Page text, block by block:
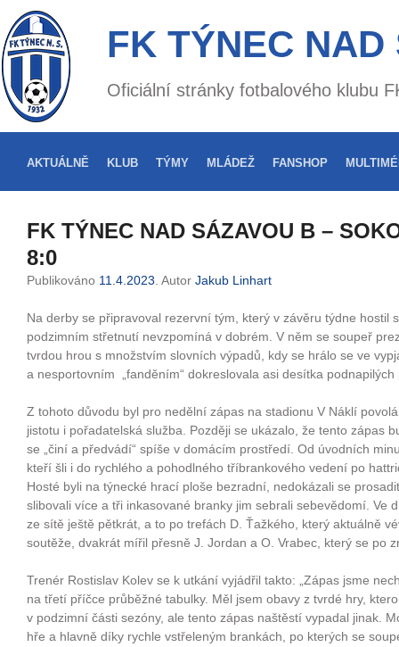
FK TÝNEC NAD
Oficiální stránky fotbalového klubu
AKTUÁLNĚ KLUB TÝMY MLÁDEŽ FANSHOP
FK TÝNEC NAD SÁZAVOU B –
8:0
Publikováno 11.4.2023 . Autor Jakub Linhart
Na derby se připravoval rezervní tým, který v závěru týdne hostil
podzimním střetnutí nevzpomíná v dobrém. V něm se soupeř
tvrdou hrou s množstvím slovních výpadů, kdy se hrálo se ve
a nesportovním „fanděním“ dokreslovala asi desítka
Z tohoto důvodu byl pro nedělní zápas na stadionu V Náklí
jistotu i pořadatelská služba. Později se ukázalo, že tento zápas
se „činí a předvádí“ spíše v domácím prostředí. Od úvodních
kteří šli i do rychlého a pohodlného tříbrankového vedení po
Hosté byli na týnecké hrací ploše bezradní, nedokázali se
slibovali více a tři inkasované branky jim sebrali sebevědomí. Ve
ze sítě ještě pětkrát, a to po trefách D. Ťažkého, který aktuálně
soutěže, dvakrát mířil přesně J. Jordan a O. Vrabec, který se po
Trenér Rostislav Kolev se k utkání vyjádřil takto: „Zápas jsme
na třetí příčce průběžné tabulky. Měl jsem obavy z tvrdé hry,
v podzimní části sezóny, ale tento zápas naštěstí vypadal jinak.
hře a hlavně díky rychle vstřeleným brankách, po kterých se